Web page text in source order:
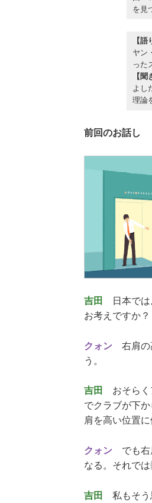
を見
【
ヤン
った
【
よし
理論
前回のお話し
吉田
日本では
お考えですか？
クォン 右肩の
う。
吉田
おそらく
でクラブが下
肩を高い位置
クォン でも右
なる。それでは
吉田
私もそう